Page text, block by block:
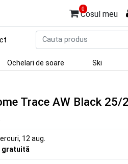
0
Cosul meu
Ochelari de soare Ski
Trace AW Black 25/
12 aug.
gratuită